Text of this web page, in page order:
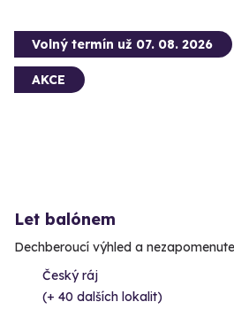
Volný termín už 07. 08. 2026
AKCE
Let balónem
Dechberoucí výhled a
Český ráj
(+ 40 dalších lokalit)